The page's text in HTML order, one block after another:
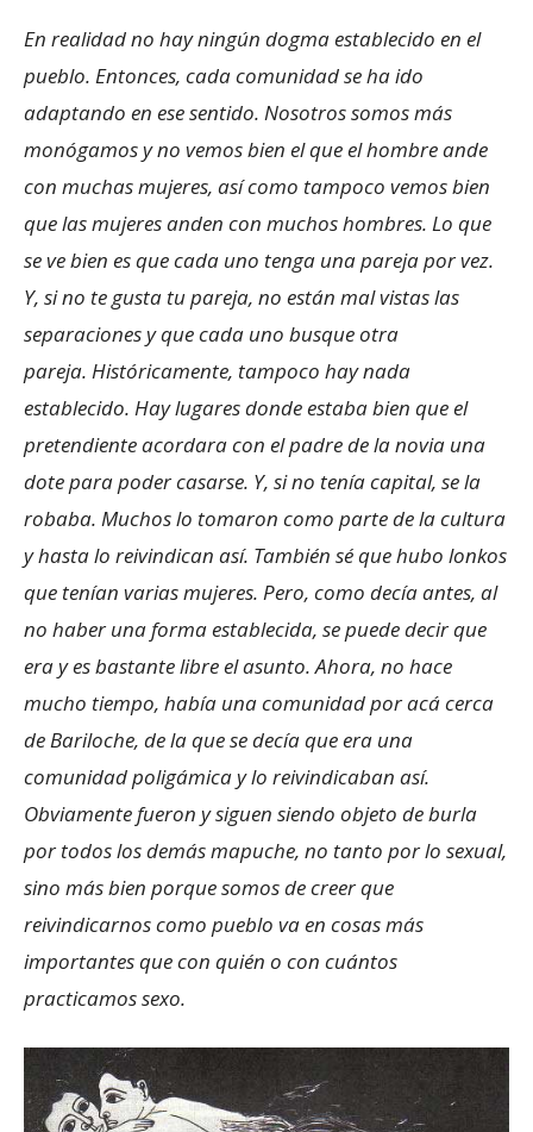
En realidad no hay ningún dogma establecido en el
pueblo. Entonces, cada comunidad se ha ido
adaptando en ese sentido. Nosotros somos más
monógamos y no vemos bien el que el hombre ande
con muchas mujeres, así como tampoco vemos bien
que las mujeres anden con muchos hombres. Lo que
se ve bien es que cada uno tenga una pareja por vez.
Y, si no te gusta tu pareja, no están mal vistas las
separaciones y que cada uno busque otra
pareja. Históricamente, tampoco hay nada
establecido. Hay lugares donde estaba bien que el
pretendiente acordara con el padre de la novia una
dote para poder casarse. Y, si no tenía capital, se la
robaba. Muchos lo tomaron como parte de la cultura
y hasta lo reivindican así. También sé que hubo lonkos
que tenían varias mujeres. Pero, como decía antes, al
no haber una forma establecida, se puede decir que
era y es bastante libre el asunto. Ahora, no hace
mucho tiempo, había una comunidad por acá cerca
de Bariloche, de la que se decía que era una
comunidad poligámica y lo reivindicaban así.
Obviamente fueron y siguen siendo objeto de burla
por todos los demás mapuche, no tanto por lo sexual,
sino más bien porque somos de creer que
reivindicarnos como pueblo va en cosas más
importantes que con quién o con cuántos
practicamos sexo.